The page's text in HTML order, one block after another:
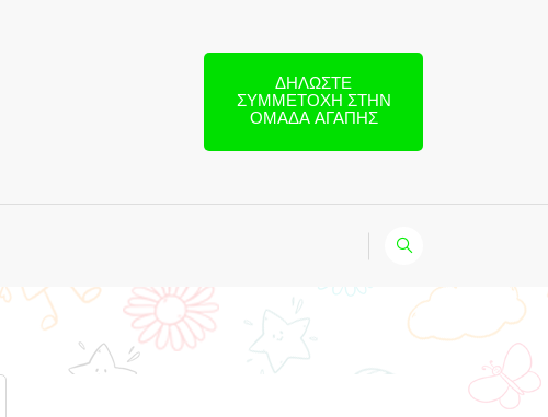
ΔΗΛΏΣΤΕ
ΣΥΜΜΕΤΟΧΉ ΣΤΗΝ
ΟΜΆΔΑ ΑΓΆΠΗΣ